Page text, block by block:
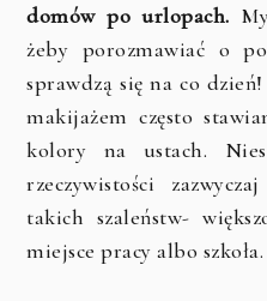
domów po urlopach.
żeby porozmawiać o
sprawdzą się na co
makijażem często
kolory na ustach.
rzeczywistości
takich szaleństw-
miejsce pracy albo szkoła.